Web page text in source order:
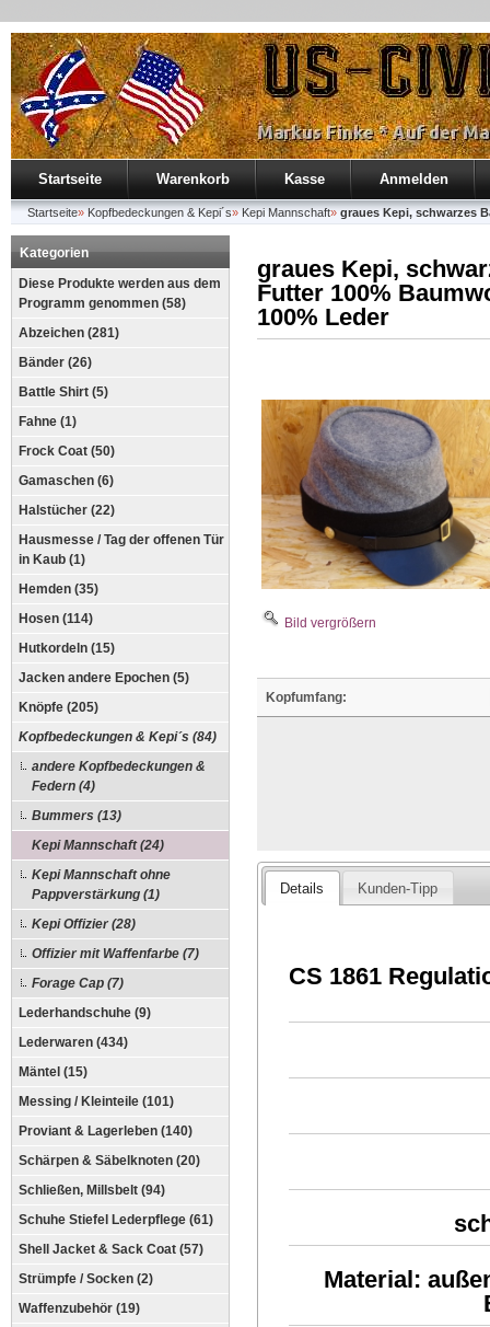
Startseite Warenkorb Kasse Anmelden
Startseite» Kopfbedeckungen & Kepi´s» Kepi Mannschaft» graues Kepi, schwarzes
Kategorien
Diese Produkte werden aus dem
Programm genommen (58)
Abzeichen (281)
Bänder (26)
Battle Shirt (5)
Fahne (1)
Frock Coat (50)
Gamaschen (6)
Halstücher (22)
Hausmesse / Tag der offenen Tür
in Kaub (1)
Hemden (35)
Hosen (114)
Hutkordeln (15)
Jacken andere Epochen (5)
Knöpfe (205)
Kopfbedeckungen & Kepi´s (84)
andere Kopfbedeckungen &
Federn (4)
Bummers (13)
Kepi Mannschaft (24)
Kepi Mannschaft ohne
Pappverstärkung (1)
Kepi Offizier (28)
Offizier mit Waffenfarbe (7)
Forage Cap (7)
Lederhandschuhe (9)
Lederwaren (434)
Mäntel (15)
Messing / Kleinteile (101)
Proviant & Lagerleben (140)
Schärpen & Säbelknoten (20)
Schließen, Millsbelt (94)
Schuhe Stiefel Lederpflege (61)
Shell Jacket & Sack Coat (57)
Strümpfe / Socken (2)
Waffenzubehör (19)
graues Kepi,
Futter 100%
100% Leder
Bild vergrößern
Kopfumfang:
Details Kunden-Tipp
CS 1861
Material: